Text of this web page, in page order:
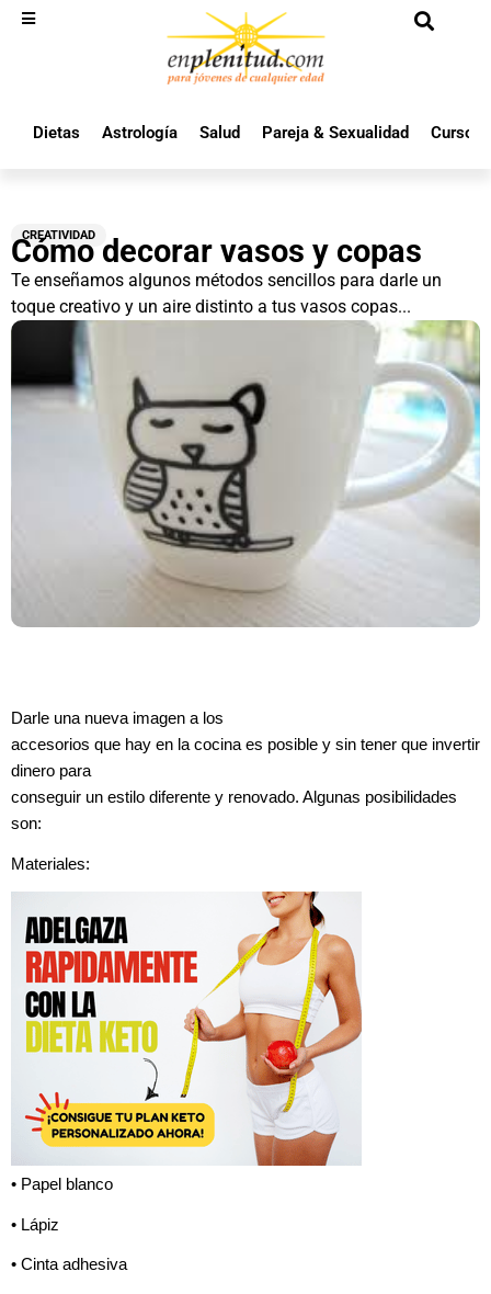
Dietas Astrología Salud Pareja & Sexualidad Cursos
CREATIVIDAD
Cómo decorar vasos y copas
Te enseñamos algunos métodos sencillos para darle un
toque creativo y un aire distinto a tus vasos copas...
Darle una nueva imagen a los
accesorios que hay en la cocina es posible y sin tener que invertir
dinero para
conseguir un estilo diferente y renovado. Algunas posibilidades
son:
Materiales:
• Papel blanco
• Lápiz
• Cinta adhesiva